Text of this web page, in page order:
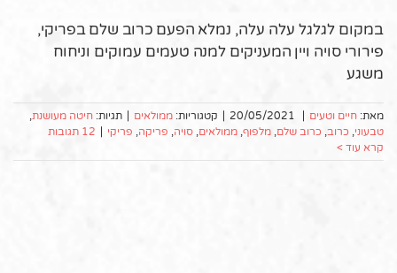
במקום לגלגל עלה עלה, נמלא הפעם כרוב שלם בפריקי,
פירורי סויה ויין המעניקים למנה טעמים עמוקים וניחוח
משגע
מאת: חיים וטעים 20/05/2021 קטגוריות: ממולאים תגיות: חיטה מעושנת,
טבעוני, כרוב, כרוב שלם, מלפוף, ממולאים, סויה, פריקה, פריקי
12 תגובות
קרא עוד >